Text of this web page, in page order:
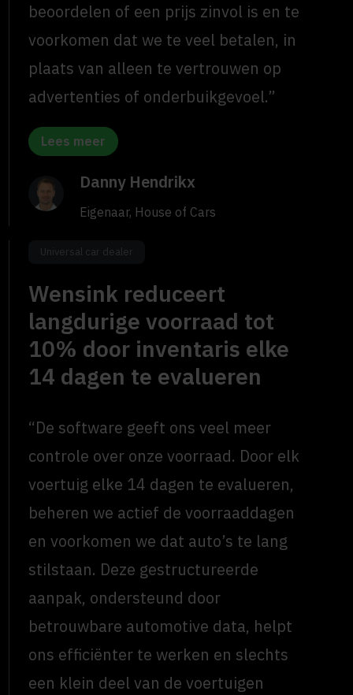
beoordelen of een prijs zinvol is en te
voorkomen dat we te veel betalen, in
plaats van alleen te vertrouwen op
advertenties of onderbuikgevoel.”
Lees meer
Danny Hendrikx
Eigenaar, House of Cars
Universal car dealer
Wensink reduceert
langdurige voorraad tot
10% door inventaris elke
14 dagen te evalueren
“De software geeft ons veel meer
controle over onze voorraad. Door elk
voertuig elke 14 dagen te evalueren,
beheren we actief de voorraaddagen
en voorkomen we dat auto’s te lang
stilstaan. Deze gestructureerde
aanpak, ondersteund door
betrouwbare automotive data, helpt
ons efficiënter te werken en slechts
een klein deel van de voertuigen